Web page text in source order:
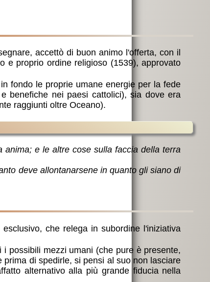
accettò di buon animo l'offerta, con il
e proprio ordine religioso (1539), approvato
fondo le proprie umane energie per la fede
benefiche nei paesi cattolici), sia dove era
raggiunti oltre Oceano).
e le altre cose sulla faccia della terra
deve allontanarsene in quanto gli siano di
che relega in subordine l'iniziativa
possibili mezzi umani (che pure è presente,
di spedirle, si pensi al suo non lasciare
alternativo alla più grande fiducia nella